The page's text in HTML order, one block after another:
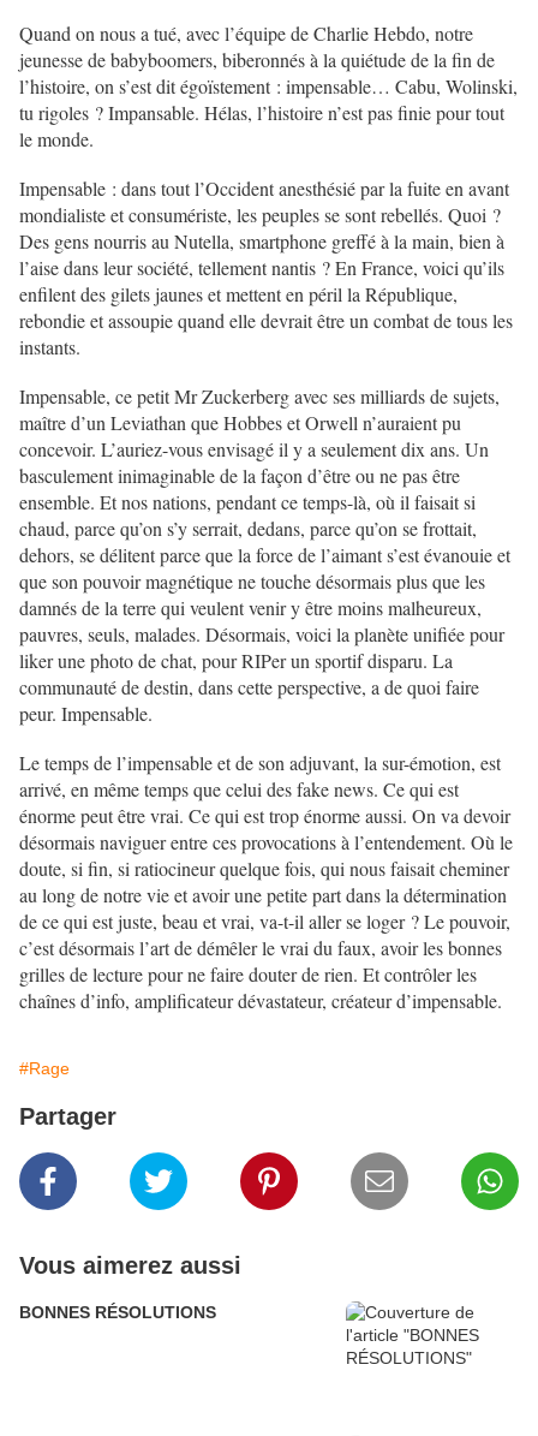
Quand on nous a tué, avec l’équipe de Charlie Hebdo, notre
jeunesse de babyboomers, biberonnés à la quiétude de la fin de
l’histoire, on s’est dit égoïstement : impensable… Cabu, Wolinski,
tu rigoles ? Impansable. Hélas, l’histoire n’est pas finie pour tout
le monde.
Impensable : dans tout l’Occident anesthésié par la fuite en avant
mondialiste et consumériste, les peuples se sont rebellés. Quoi ?
Des gens nourris au Nutella, smartphone greffé à la main, bien à
l’aise dans leur société, tellement nantis ? En France, voici qu’ils
enfilent des gilets jaunes et mettent en péril la République,
rebondie et assoupie quand elle devrait être un combat de tous les
instants.
Impensable, ce petit Mr Zuckerberg avec ses milliards de sujets,
maître d’un Leviathan que Hobbes et Orwell n’auraient pu
concevoir. L’auriez-vous envisagé il y a seulement dix ans. Un
basculement inimaginable de la façon d’être ou ne pas être
ensemble. Et nos nations, pendant ce temps-là, où il faisait si
chaud, parce qu’on s’y serrait, dedans, parce qu’on se frottait,
dehors, se délitent parce que la force de l’aimant s’est évanouie et
que son pouvoir magnétique ne touche désormais plus que les
damnés de la terre qui veulent venir y être moins malheureux,
pauvres, seuls, malades. Désormais, voici la planète unifiée pour
liker une photo de chat, pour RIPer un sportif disparu. La
communauté de destin, dans cette perspective, a de quoi faire
peur. Impensable.
Le temps de l’impensable et de son adjuvant, la sur-émotion, est
arrivé, en même temps que celui des fake news. Ce qui est
énorme peut être vrai. Ce qui est trop énorme aussi. On va devoir
désormais naviguer entre ces provocations à l’entendement. Où le
doute, si fin, si ratiocineur quelque fois, qui nous faisait cheminer
au long de notre vie et avoir une petite part dans la détermination
de ce qui est juste, beau et vrai, va-t-il aller se loger ? Le pouvoir,
c’est désormais l’art de démêler le vrai du faux, avoir les bonnes
grilles de lecture pour ne faire douter de rien. Et contrôler les
chaînes d’info, amplificateur dévastateur, créateur d’impensable.
#Rage
Partager
Vous aimerez aussi
BONNES RÉSOLUTIONS